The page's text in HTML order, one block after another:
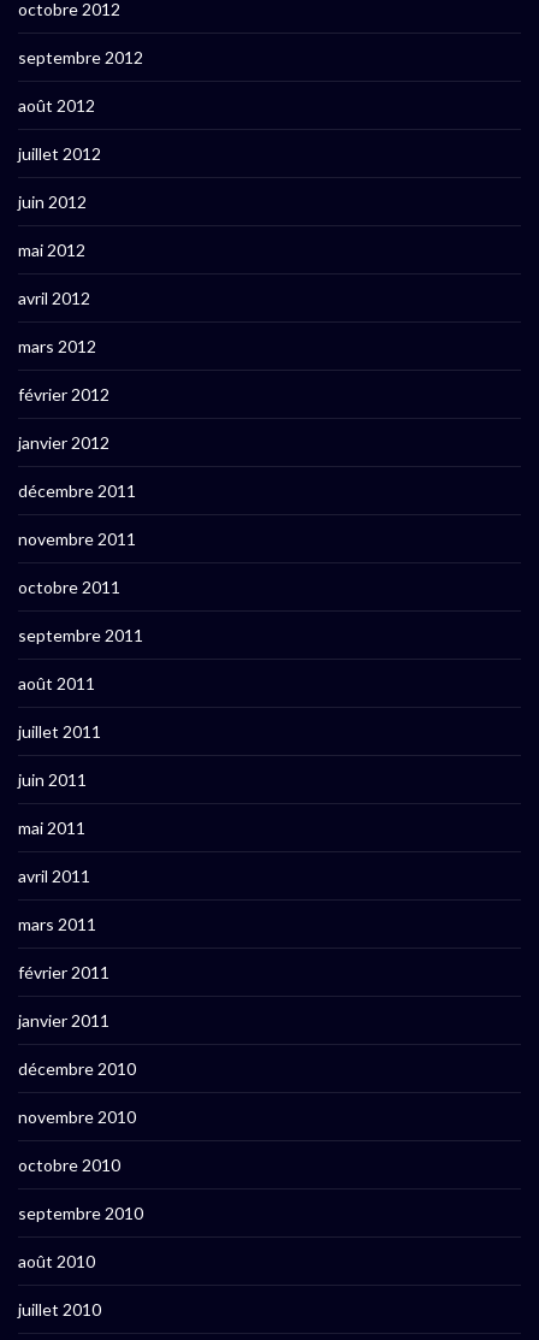
octobre 2012
septembre 2012
août 2012
juillet 2012
juin 2012
mai 2012
avril 2012
mars 2012
février 2012
janvier 2012
décembre 2011
novembre 2011
octobre 2011
septembre 2011
août 2011
juillet 2011
juin 2011
mai 2011
avril 2011
mars 2011
février 2011
janvier 2011
décembre 2010
novembre 2010
octobre 2010
septembre 2010
août 2010
juillet 2010